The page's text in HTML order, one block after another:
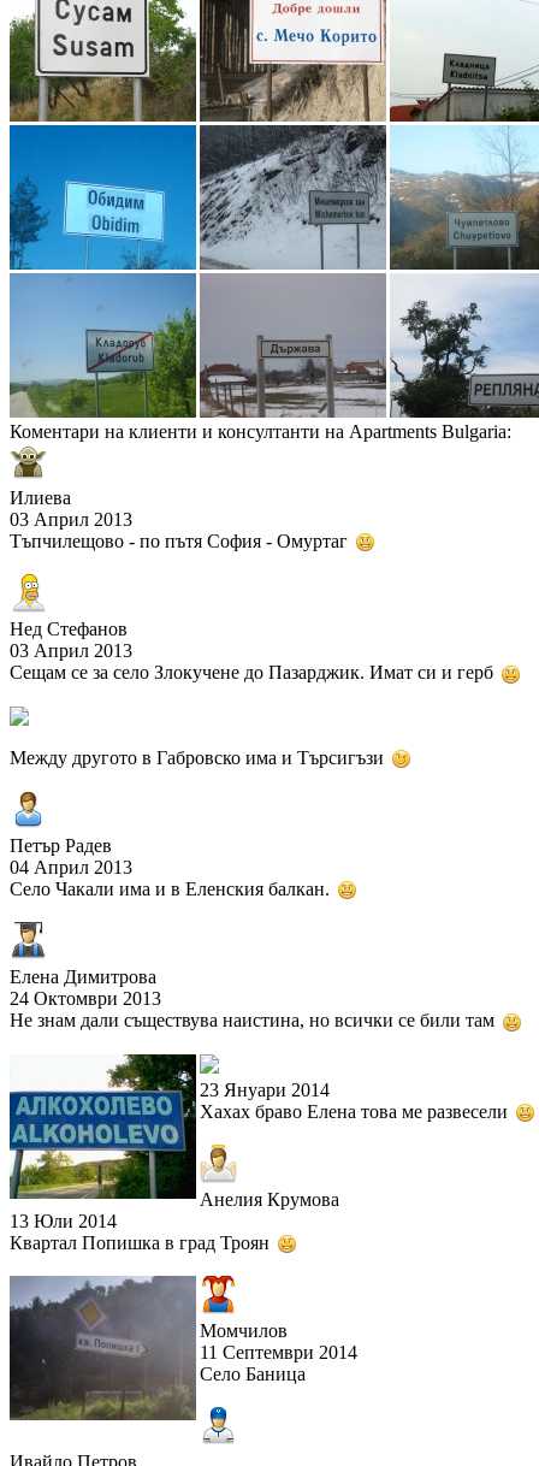
Коментари на клиенти и консултанти на Apartments Bulgaria:
Илиева
03 Април 2013
Тъпчилещово - по пътя София - Омуртаг
Нед Стефанов
03 Април 2013
Сещам се за село Злокучене до Пазарджик. Имат си и герб
Между другото в Габровско има и Търсигъзи
Петър Радев
04 Април 2013
Село Чакали има и в Еленския балкан.
Елена Димитрова
24 Октомври 2013
Не знам дали съществува наистина, но всички се били там
23 Януари 2014
Хахах браво Елена това ме развесели
Анелия Крумова
13 Юли 2014
Квартал Попишка в град Троян
Момчилов
11 Септември 2014
Село Баница